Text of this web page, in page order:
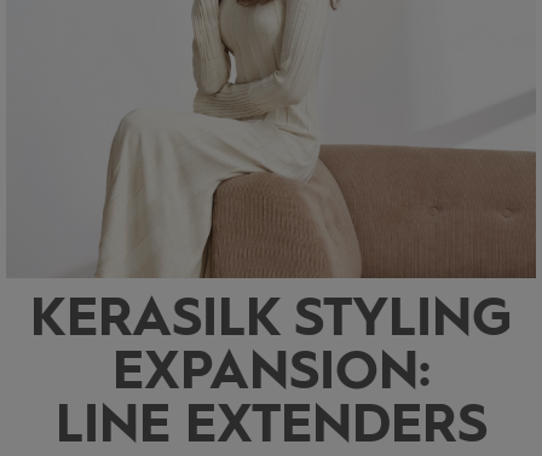
KERASILK STYLING
EXPANSION:
LINE EXTENDERS